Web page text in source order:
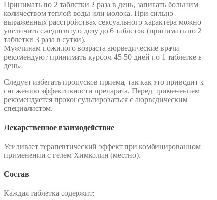
Принимать по 2 таблетки 2 раза в день, запивать большим
количеством теплой воды или молока. При сильно
выраженных расстройствах сексуального характера можно
увеличить ежедневную дозу до 6 таблеток (принимать по 2
таблетки 3 раза в сутки).
Мужчинам пожилого возраста аюрведические врачи
рекомендуют принимать курсом 45-50 дней по 1 таблетке в
день.
Следует избегать пропусков приема, так как это приводит к
снижению эффективности препарата. Перед применением
рекомендуется проконсультироваться с аюрведическим
специалистом.
Лекарственное взаимодействие
Усиливает терапевтический эффект при комбинированном
применении с гелем Химколин (местно).
Состав
Каждая таблетка содержит: